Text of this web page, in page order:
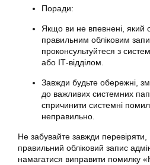
Поради:
Якщо ви не впевнені, який
правильним обліковим
проконсультуйтеся з
або ІТ-відділом.
Завжди будьте обережні,
до важливих системних
спричинити системні
неправильно.
Не забувайте завжди
правильний обліковий запис
намагатися виправити помилку